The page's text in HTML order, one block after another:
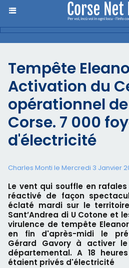
Tempête
Activation du
opérationnel
Corse. 7 000
d'électricité
Charles Monti le Mercredi 3 Janvier
Le vent qui souffle en
réactivé de façon
éclaté mardi sur le
Sant’Andrea di U Cotone et
virulence de tempête
en fin d'après-midi le
Gérard Gavory à activer
départemental. A 18
étaient privés d'électricité